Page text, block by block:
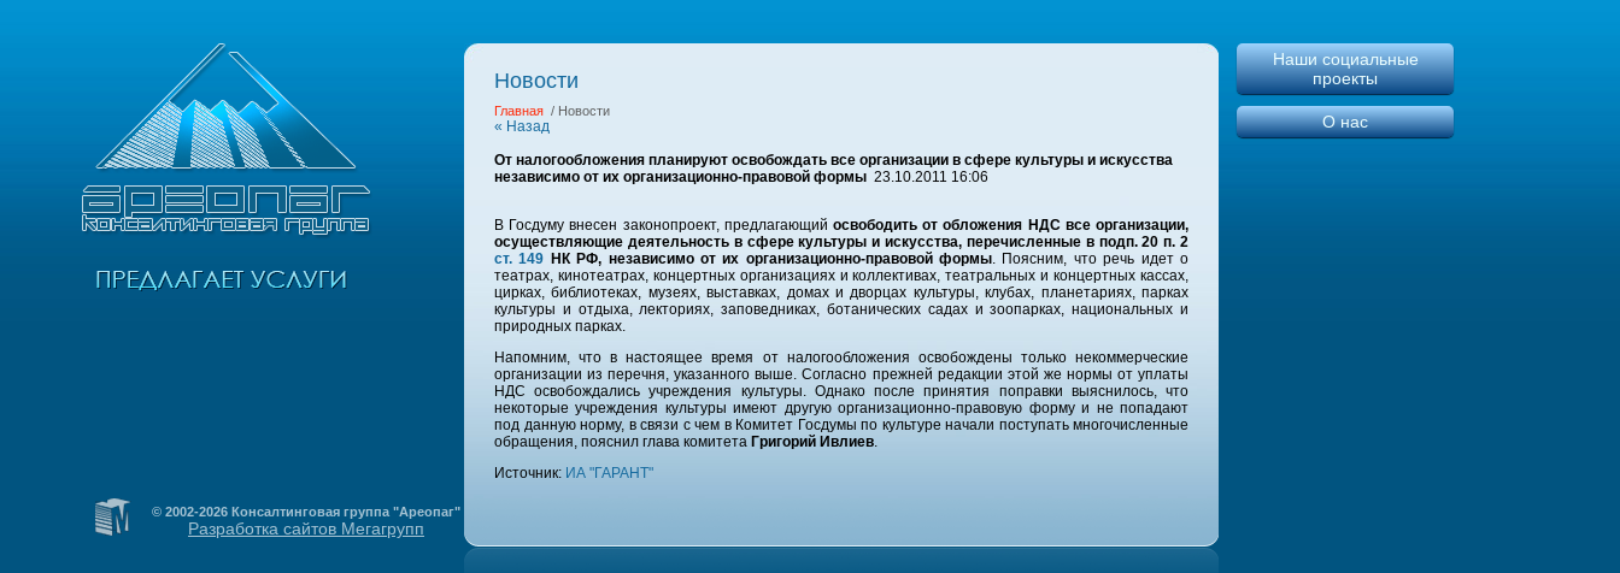
Новости
Главная / Новости
« Назад
От налогообложения планируют освобождать все организации в сфере культуры и искусства
независимо от их организационно-правовой формы 23.10.2011 16:06
В Госдуму внесен законопроект, предлагающий освободить от обложения НДС все организации,
осуществляющие деятельность в сфере культуры и искусства, перечисленные в подп. 20 п. 2
ст. 149 НК РФ, независимо от их организационно-правовой формы. Поясним, что речь идет о
театрах, кинотеатрах, концертных организациях и коллективах, театральных и концертных кассах,
цирках, библиотеках, музеях, выставках, домах и дворцах культуры, клубах, планетариях, парках
культуры и отдыха, лекториях, заповедниках, ботанических садах и зоопарках, национальных и
природных парках.
Напомним, что в настоящее время от налогообложения освобождены только некоммерческие
организации из перечня, указанного выше. Согласно прежней редакции этой же нормы от уплаты
НДС освобождались учреждения культуры. Однако после принятия поправки выяснилось, что
некоторые учреждения культуры имеют другую организационно-правовую форму и не попадают
под данную норму, в связи с чем в Комитет Госдумы по культуре начали поступать многочисленные
обращения, пояснил глава комитета Григорий Ивлиев.
Источник: ИА "ГАРАНТ"
© 2002-2026 Консалтинговая группа "Ареопаг"
Разработка сайтов Мегагрупп
Наши социальные
проекты
О нас